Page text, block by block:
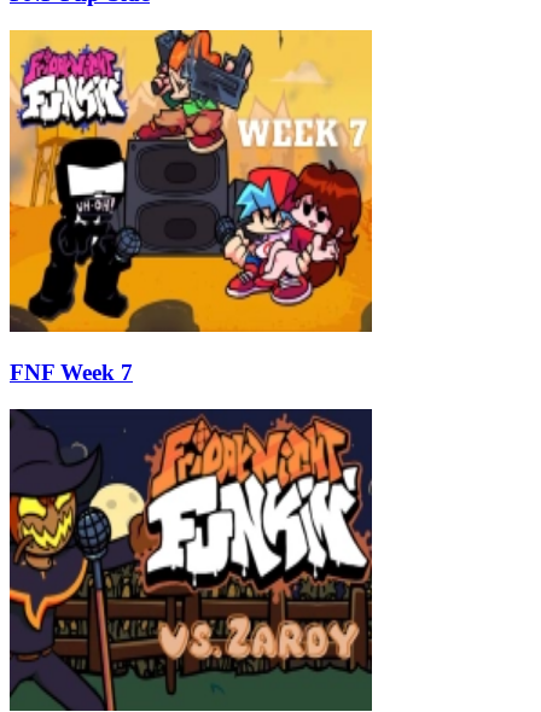
FNF Week 7